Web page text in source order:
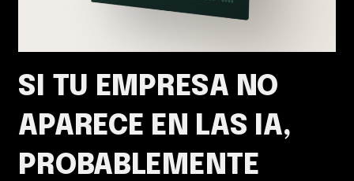
SI TU EMPRESA NO
APARECE EN LAS IA,
PROBABLEMENTE